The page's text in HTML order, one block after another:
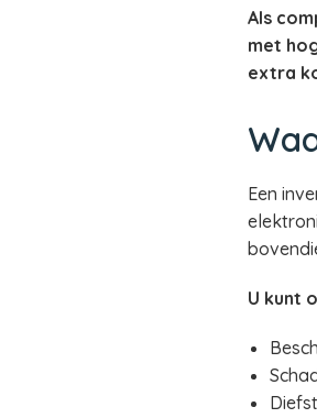
Als
met
extra
Een
U kunt